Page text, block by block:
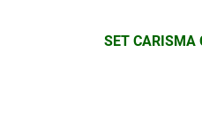
SET CARISMA